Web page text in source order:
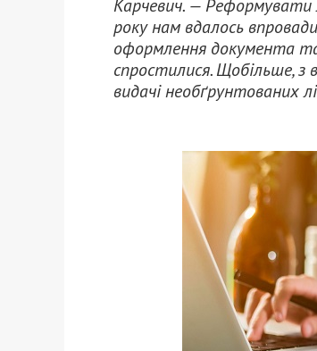
Карчевич. — Реформувати
року нам вдалось
оформлення документа
спростилися. Щобільше, з
видачі необґрунтованих